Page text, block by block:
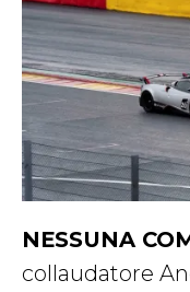
NESSUNA
collaudatore